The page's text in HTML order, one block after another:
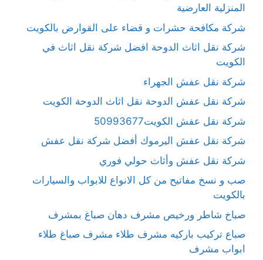
المنزلية العارضية
شركة مكافحة حشرات و قضاء على القوارض بالكويت
شركة نقل اثاث الدوحة افضل شركة نقل اثاث في
الكويت
شركة نقل عفش الجهراء
شركة نقل عفش الدوحة نقل اثاث الدوحة الكويت
شركة نقل عفش الكويت50993677
شركة نقل عفش اليرموك أفضل شركة نقل عفش
شركة نقل عفش وأثاث حولي فوري
صب و نسخ مفاتيح من كل الانواع للابواب والسيارات
بالكويت
صباخ شاطر ورخيص مشرف دهان صباغ بمشرف
صباع تركيب باركيه مشرف طلاء مشرف صباغ طلاء
ابواب مشرف